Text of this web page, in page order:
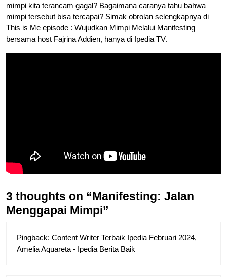
mimpi kita terancam gagal? Bagaimana caranya tahu bahwa
mimpi tersebut bisa tercapai? Simak obrolan selengkapnya di
This is Me episode : Wujudkan Mimpi Melalui Manifesting
bersama host Fajrina Addien, hanya di Ipedia TV.
3 thoughts on “Manifesting: Jalan
Menggapai Mimpi”
Pingback: Content Writer Terbaik Ipedia Februari 2024,
Amelia Aquareta - Ipedia Berita Baik